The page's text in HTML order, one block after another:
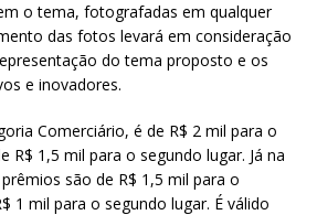
o tema, fotografadas em qualquer
das fotos levará em consideração
do tema proposto e os
e inovadores.
Comerciário, é de R$ 2 mil para o
R$ 1,5 mil para o segundo lugar. Já na
são de R$ 1,5 mil para o
1 mil para o segundo lugar. É válido